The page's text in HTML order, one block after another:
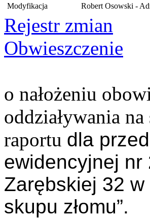
Modyfikacja
Robert Osowski -
Rejestr zmian
Obwieszczenie
o nałożeniu
oddziaływania
raportu dla
ewidencyjnej
Zarębskiej 32
skupu złomu”.